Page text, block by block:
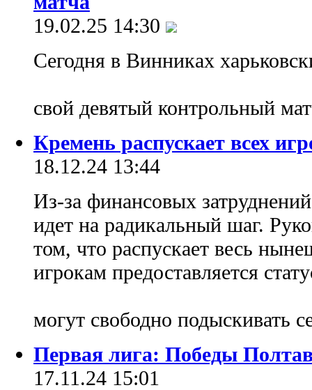
19.02.25 14:30
Сегодня в Винниках
свой девятый контрольный
Кремень распускает всех
18.12.24 13:44
Из-за финансовых
идет на радикальный шаг.
том, что распускает весь
игрокам предоставляется
могут свободно подыскивать
Первая лига: Победы
17.11.24 15:01